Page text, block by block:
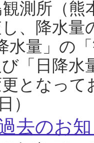
測所（熊
、降水
水量」の
「日降
となっ
）
去のお